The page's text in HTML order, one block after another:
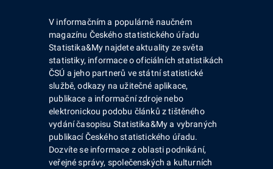
V informačním a populárně naučném
magazínu Českého statistického úřadu
Statistika&My najdete aktuality ze světa
statistiky, informace o oficiálních statistikách
ČSÚ a jeho partnerů ve státní statistické
službě, odkazy na užitečné aplikace,
publikace a informační zdroje nebo
elektronickou podobu článků z tištěného
vydání časopisu Statistika&My a vybraných
publikací Českého statistického úřadu.
Dozvíte se informace z oblasti podnikání,
veřejné správy, společenských a kulturních